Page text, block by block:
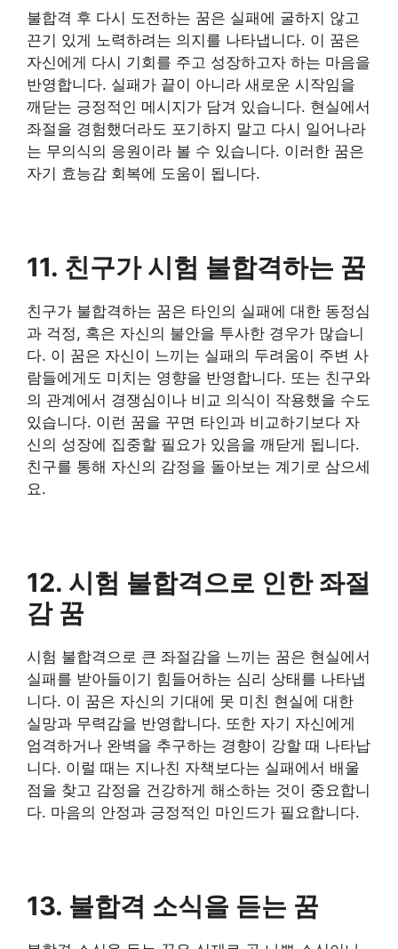
불합격 후 다시 도전하는 꿈은 실패에 굴하지 않고
끈기 있게 노력하려는 의지를 나타냅니다. 이 꿈은
자신에게 다시 기회를 주고 성장하고자 하는 마음을
반영합니다. 실패가 끝이 아니라 새로운 시작임을
깨닫는 긍정적인 메시지가 담겨 있습니다. 현실에서
좌절을 경험했더라도 포기하지 말고 다시 일어나라
는 무의식의 응원이라 볼 수 있습니다. 이러한 꿈은
자기 효능감 회복에 도움이 됩니다.
11. 친구가 시험 불합격하는 꿈
친구가 불합격하는 꿈은 타인의 실패에 대한 동정심
과 걱정, 혹은 자신의 불안을 투사한 경우가 많습니
다. 이 꿈은 자신이 느끼는 실패의 두려움이 주변 사
람들에게도 미치는 영향을 반영합니다. 또는 친구와
의 관계에서 경쟁심이나 비교 의식이 작용했을 수도
있습니다. 이런 꿈을 꾸면 타인과 비교하기보다 자
신의 성장에 집중할 필요가 있음을 깨닫게 됩니다.
친구를 통해 자신의 감정을 돌아보는 계기로 삼으세
요.
12. 시험 불합격으로 인한 좌절
감 꿈
시험 불합격으로 큰 좌절감을 느끼는 꿈은 현실에서
실패를 받아들이기 힘들어하는 심리 상태를 나타냅
니다. 이 꿈은 자신의 기대에 못 미친 현실에 대한
실망과 무력감을 반영합니다. 또한 자기 자신에게
엄격하거나 완벽을 추구하는 경향이 강할 때 나타납
니다. 이럴 때는 지나친 자책보다는 실패에서 배울
점을 찾고 감정을 건강하게 해소하는 것이 중요합니
다. 마음의 안정과 긍정적인 마인드가 필요합니다.
13. 불합격 소식을 듣는 꿈